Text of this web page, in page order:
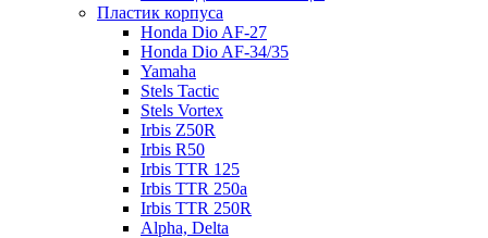
Пластик корпуса
Honda Dio AF-27
Honda Dio AF-34/35
Yamaha
Stels Tactic
Stels Vortex
Irbis Z50R
Irbis R50
Irbis TTR 125
Irbis TTR 250a
Irbis TTR 250R
Alpha, Delta